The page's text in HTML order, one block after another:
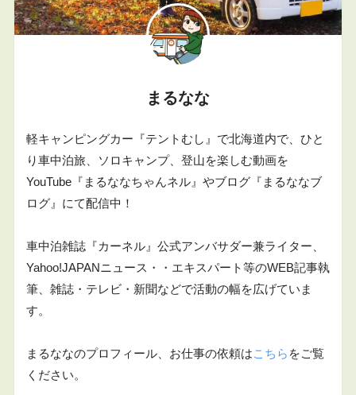
まるなな
軽キャンピングカー『テントむし』で北海道内で、ひと
り車中泊旅、ソロキャンプ、登山を楽しむ動画を
YouTube『まるななちゃんネル』やブログ『まるななブ
ログ』にて配信中！
車中泊雑誌『カーネル』公式アンバサダー兼ライター、
Yahoo!JAPANニュース・・エキスパート等のWEB記事執
筆、雑誌・テレビ・新聞などで活動の幅を広げていま
す。
まるななのプロフィール、お仕事の依頼はこちら をご覧
ください。